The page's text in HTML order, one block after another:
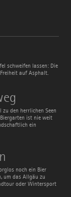
schweifen lassen: Die
auf Asphalt.
den herrlichen Seen
ist nie weit
ein
noch ein Bier
um das Allgäu zu
oder Wintersport